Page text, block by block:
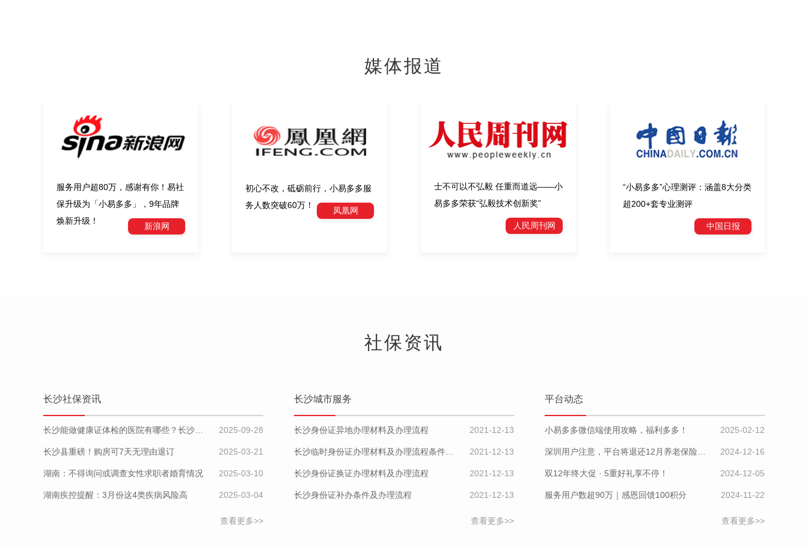
媒体报道
服务用户超80万，感谢有你！易社
保升级为「小易多多」，9年品牌
焕新升级！
新浪网
初心不改，砥砺前行，小易多多服
务人数突破60万！
凤凰网
士不可以不弘毅 任重而道远——小
易多多荣获“弘毅技术创新奖”
人民周刊网
“小易多多”心理测评：涵盖8大分类
超200+套专业测评
中国日报
社保资讯
长沙社保资讯
2025-09-28
长沙县重磅！购房可7天无理由退订 2025-03-21
湖南：不得询问或调查女性求职者婚育情况 2025-03-10
湖南疾控提醒：3月份这4类疾病风险高 2025-03-04
查看更多>>
长沙城市服务
长沙身份证异地办理材料及办理流程 2021-12-13
2021-12-13
长沙身份证换证办理材料及办理流程 2021-12-13
长沙身份证补办条件及办理流程 2021-12-13
查看更多>>
平台动态
小易多多微信端使用攻略，福利多多！ 2025-02-12
2024-12-16
双12年终大促 · 5重好礼享不停！ 2024-12-05
服务用户数超90万｜感恩回馈100积分 2024-11-22
查看更多>>